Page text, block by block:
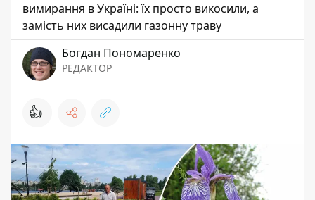
вимирання в Україні: їх просто викосили, а
замість них висадили газонну траву
Богдан Пономаренко
РЕДАКТОР
👍